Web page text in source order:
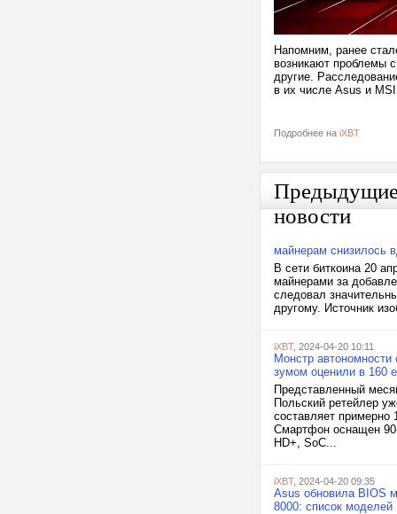
Напомним, ранее
возникают проблемы
другие.
в их числе Asus и
Подробнее на iXBT
новости
майнерам снизилось
В сети биткоина 20
майнерами за
следовал
другому. Источник
iXBT, 2024-04-20 10:11
Монстр
зумом оценили в 160
Представленный
Польский ретейлер
составляет
Смартфон оснащен
HD+, SoC...
iXBT, 2024-04-20 09:35
Asus обновила BIOS
8000: список моделей